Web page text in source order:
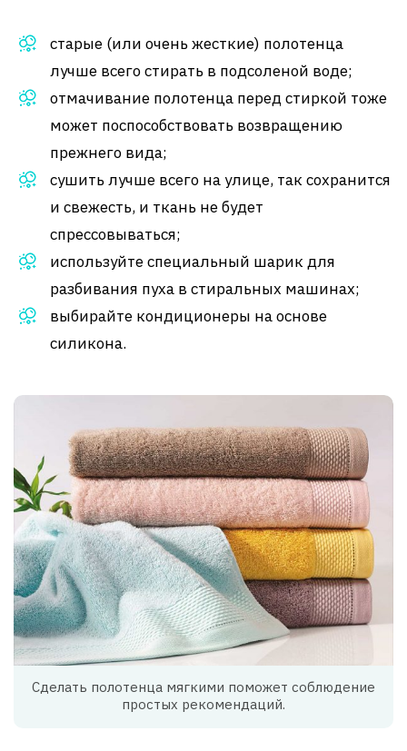
старые (или очень жесткие) полотенца
лучше всего стирать в подсоленой воде;
отмачивание полотенца перед стиркой тоже
может поспособствовать возвращению
прежнего вида;
сушить лучше всего на улице, так сохранится
и свежесть, и ткань не будет
спрессовываться;
используйте специальный шарик для
разбивания пуха в стиральных машинах;
выбирайте кондиционеры на основе
силикона.
Сделать полотенца мягкими поможет соблюдение
простых рекомендаций.